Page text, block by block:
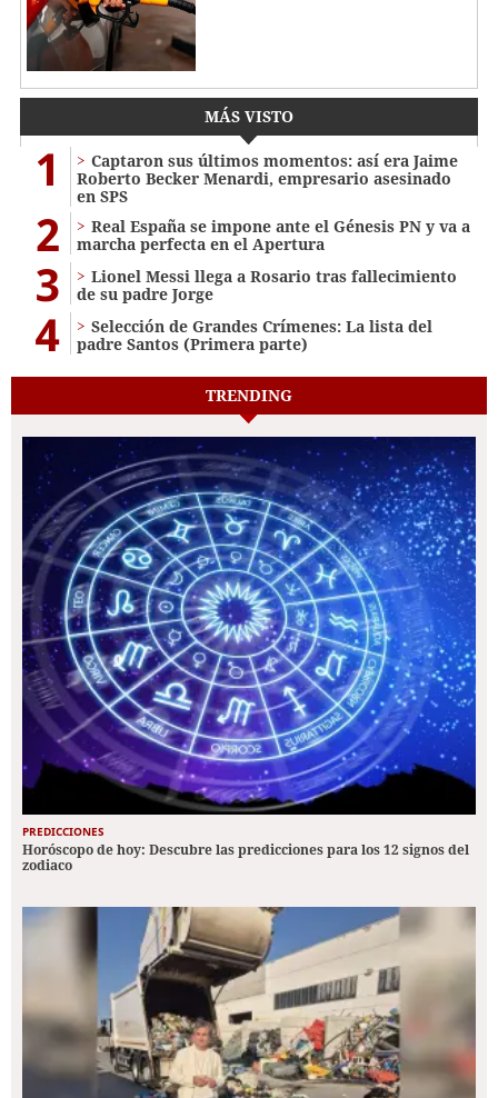
MÁS VISTO
1
Captaron sus últimos momentos: así era Jaime
Roberto Becker Menardi​​​, empresario asesinado
en SPS
2
Real España se impone ante el Génesis PN y va a
marcha perfecta en el Apertura
3
Lionel Messi llega a Rosario tras fallecimiento
de su padre Jorge
4
Selección de Grandes Crímenes: La lista del
padre Santos (Primera parte)
TRENDING
PREDICCIONES
Horóscopo de hoy: Descubre las predicciones para los 12 signos del
zodiaco